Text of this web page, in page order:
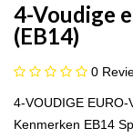
4-Voudige
(EB14)
0
4-VOUDIGE EURO-
Kenmerken EB14